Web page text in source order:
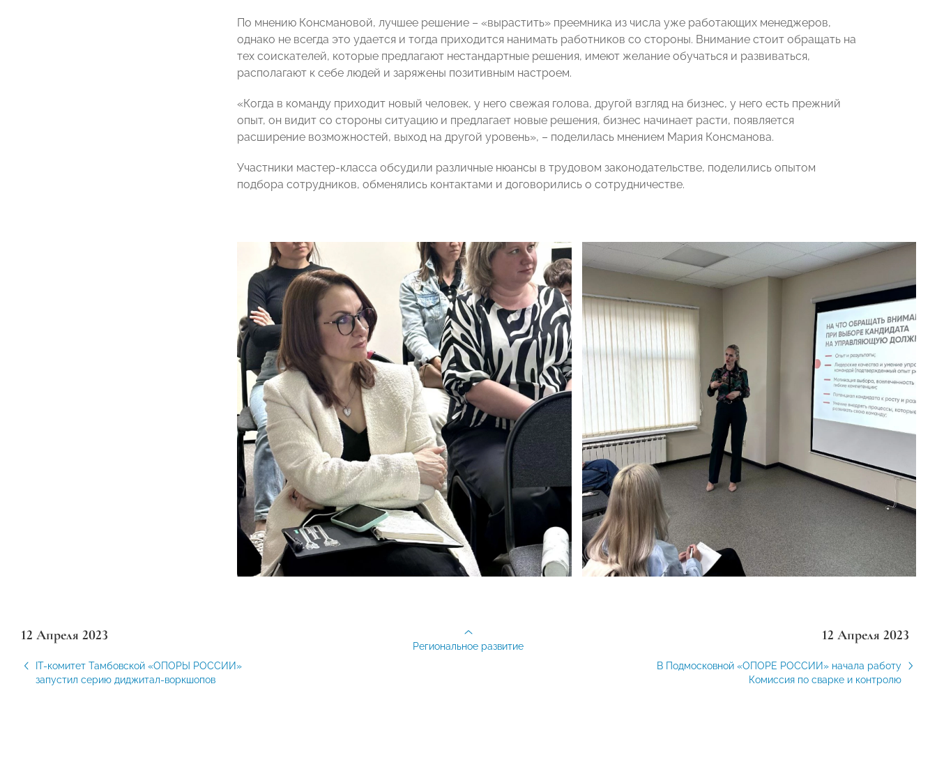
По мнению Консмановой, лучшее решение – «вырастить» преемника из числа уже работающих менеджеров,
однако не всегда это удается и тогда приходится нанимать работников со стороны. Внимание стоит обращать на
тех соискателей, которые предлагают нестандартные решения, имеют желание обучаться и развиваться,
располагают к себе людей и заряжены позитивным настроем.
«Когда в команду приходит новый человек, у него свежая голова, другой взгляд на бизнес, у него есть прежний
опыт, он видит со стороны ситуацию и предлагает новые решения, бизнес начинает расти, появляется
расширение возможностей, выход на другой уровень», – поделилась мнением Мария Консманова.
Участники мастер-класса обсудили различные нюансы в трудовом законодательстве, поделились опытом
подбора сотрудников, обменялись контактами и договорились о сотрудничестве.
12 Апреля 2023
IT-комитет Тамбовской «ОПОРЫ РОССИИ»
запустил серию диджитал-воркшопов
12 Апреля 2023
В Подмосковной «ОПОРЕ РОССИИ» начала работу
Комиссия по сварке и контролю
Региональное развитие